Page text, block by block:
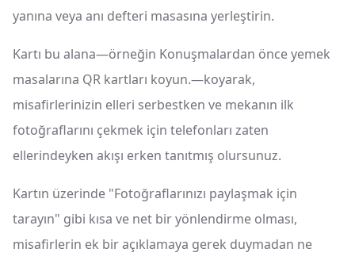
yanına veya anı defteri masasına yerleştirin.
Kartı bu alana—örneğin Konuşmalardan önce yemek
masalarına QR kartları koyun.—koyarak,
misafirlerinizin elleri serbestken ve mekanın ilk
fotoğraflarını çekmek için telefonları zaten
ellerindeyken akışı erken tanıtmış olursunuz.
Kartın üzerinde "Fotoğraflarınızı paylaşmak için
tarayın" gibi kısa ve net bir yönlendirme olması,
misafirlerin ek bir açıklamaya gerek duymadan ne